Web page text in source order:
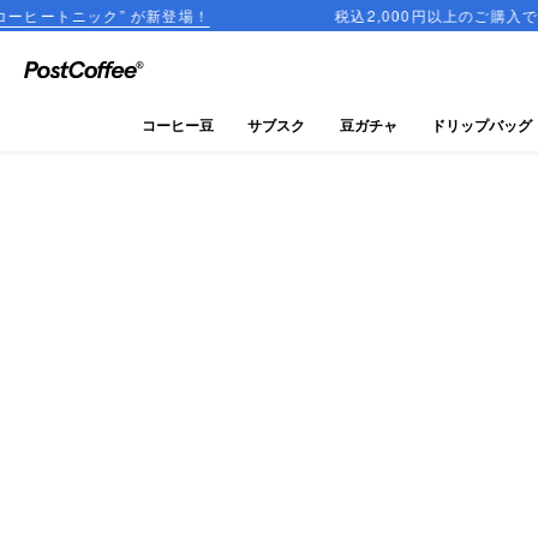
” が新登場！ 税込2,000円以上のご購入で送料無料
close
コーヒー豆 サブスク 豆ガチャ ドリップバッグ